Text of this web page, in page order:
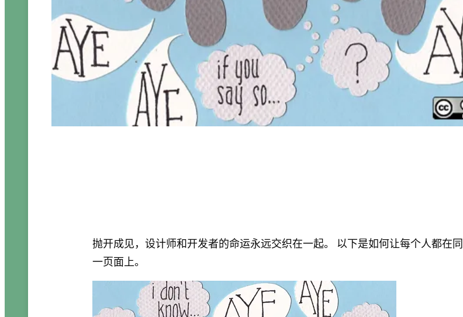
抛开成见，设计师和开发者的命运永远交织在一起。 以下是如何让每个人都在同
一页面上。